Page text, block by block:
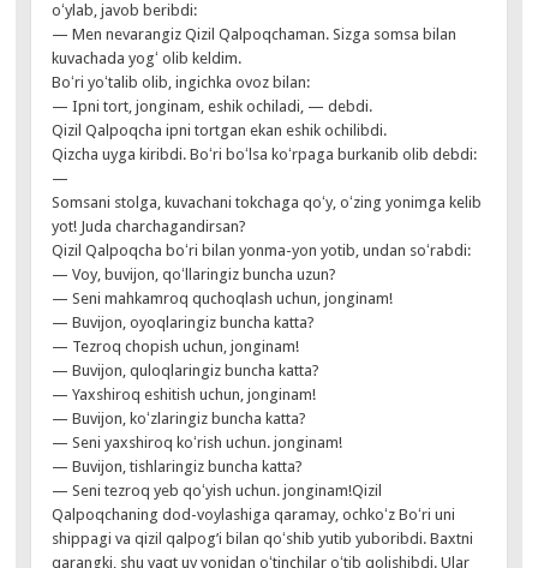
oʻylab, javob beribdi:
— Men nevarangiz Qizil Qalpoqchaman. Sizga somsa bilan
kuvachada yogʻ olib keldim.
Boʻri yoʻtalib olib, ingichka ovoz bilan:
— Ipni tort, jonginam, eshik ochiladi, — debdi.
Qizil Qalpoqcha ipni tortgan ekan eshik ochilibdi.
Qizcha uyga kiribdi. Boʻri boʻlsa koʻrpaga burkanib olib debdi:
—
Somsani stolga, kuvachani tokchaga qoʻy, oʻzing yonimga kelib
yot! Juda charchagandirsan?
Qizil Qalpoqcha boʻri bilan yonma-yon yotib, undan soʻrabdi:
— Voy, buvijon, qoʻllaringiz buncha uzun?
— Seni mahkamroq quchoqlash uchun, jonginam!
— Buvijon, oyoqlaringiz buncha katta?
— Tezroq chopish uchun, jonginam!
— Buvijon, quloqlaringiz buncha katta?
— Yaxshiroq eshitish uchun, jonginam!
— Buvijon, koʻzlaringiz buncha katta?
— Seni yaxshiroq koʻrish uchun. jonginam!
— Buvijon, tishlaringiz buncha katta?
— Seni tezroq yeb qoʻyish uchun. jonginam!Qizil
Qalpoqchaning dod-voylashiga qaramay, ochkoʻz Boʻri uni
shippagi va qizil qalpog’i bilan qoʻshib yutib yuboribdi. Baxtni
qarangki, shu vaqt uy yonidan oʻtinchilar oʻtib qolishibdi. Ular